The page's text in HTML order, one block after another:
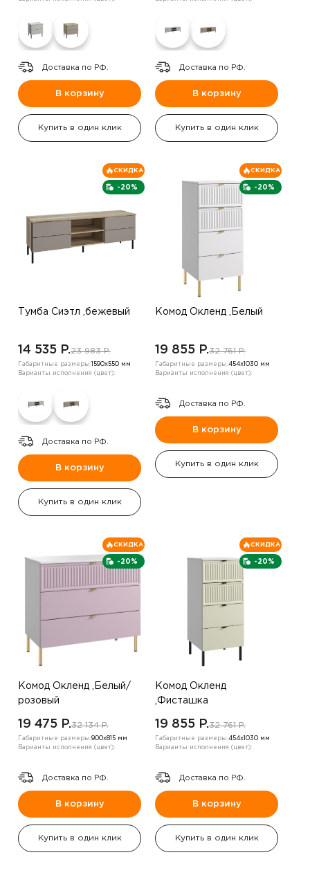
Доставка по РФ.
В корзину
Купить в один клик
Доставка по РФ.
В корзину
Купить в один клик
-20%
СКИДКА
Тумба Сиэтл ,бежевый
14 535 P.23 983 P.
Габаритные размеры: 1590х550 мм
Варианты исполнения (цвет):
Доставка по РФ.
В корзину
Купить в один клик
-20%
СКИДКА
Комод Окленд ,Белый
19 855 P.32 761 P.
Габаритные размеры:454х1030 мм
Варианты исполнения (цвет):
Доставка по РФ.
В корзину
Купить в один клик
-20%
СКИДКА
Комод Окленд ,Белый/
розовый
19 475 P.32 134 P.
Габаритные размеры:900х815 мм
Варианты исполнения (цвет):
Доставка по РФ.
В корзину
Купить в один клик
-20%
СКИДКА
Комод Окленд
,Фисташка
19 855 P.32 761 P.
Габаритные размеры:454х1030 мм
Варианты исполнения (цвет):
Доставка по РФ.
В корзину
Купить в один клик